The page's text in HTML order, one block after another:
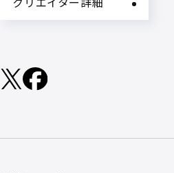
クリエイター詳細